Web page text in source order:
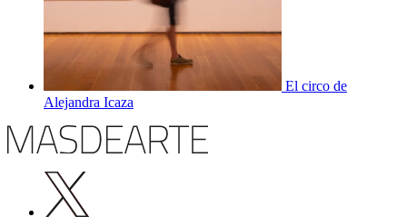
El circo de
Alejandra Icaza